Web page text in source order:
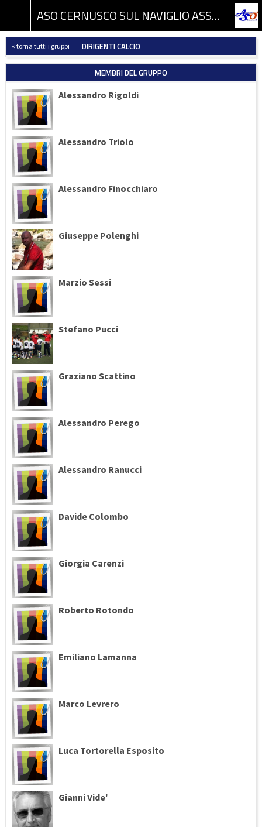
ASO CERNUSCO SUL NAVIGLIO ASSOCIAZIONE SPORTIVA DILETTANTISTICA
« torna tutti i gruppi DIRIGENTI CALCIO
MEMBRI DEL GRUPPO
Alessandro Rigoldi
Alessandro Triolo
Alessandro Finocchiaro
Giuseppe Polenghi
Marzio Sessi
Stefano Pucci
Graziano Scattino
Alessandro Perego
Alessandro Ranucci
Davide Colombo
Giorgia Carenzi
Roberto Rotondo
Emiliano Lamanna
Marco Levrero
Luca Tortorella Esposito
Gianni Vide'